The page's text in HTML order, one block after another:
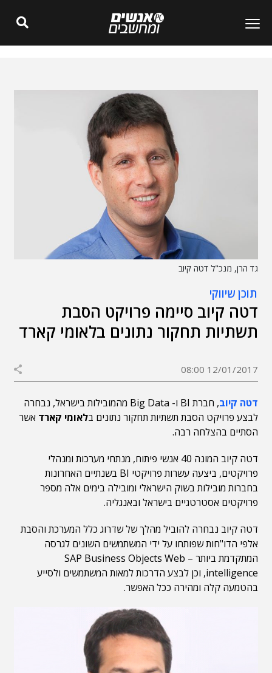
גד הרן, מנכ"ל דטה קיוב
תוכן שיווקי
דטה קיוב סיימה פרויקט הסבת
תשתיות תחקור נתונים בלאומי קארד
12/01/2017 08:00
דטה קיוב
, חברת BI ו- Big Data מהמובילות בישראל, נבחרה
לבצע פרויקט הסבת תשתיות תחקור נתונים בלאומי קארד אשר
הסתיים בהצלחה רבה.
דטה קיוב המונה 40 אנשי פיתוח, מנתחי מערכות ומנהלי
פרויקטים, ביצעה עשרות פרויקטי BI בשנתיים האחרונות
בחברות מובילות בשוק הישראלי ומובילה בימים אלה מספר
פרויקטים אסטרטגיים בישראל ובאנגליה.
דטה קיוב נבחרה להוביל מהלך של שדרוג כלל המערכת והסבת
אלפי הדו"חות שפותחו על ידי המשתמשים השונים לגרסה
המתקדמת ביותר – SAP Business Objects Web
intelligence, וכן לבצע הדרכות למאות המשתמשים ולסייע
בהטמעה קלה ומהירה ככל האפשר.